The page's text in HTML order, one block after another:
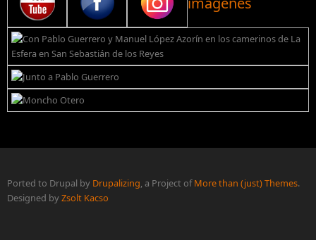
Ported to Drupal by Drupalizing, a Project ofMore than (just) Themes.
Designed byZsolt Kacso